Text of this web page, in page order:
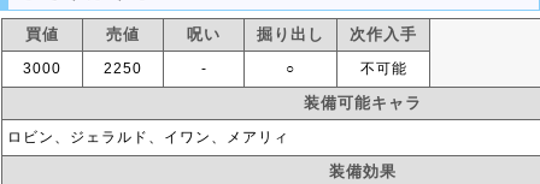
買値 売値 呪い 掘り出し 次作入手
3000 2250 ‐ ○ 不可能
装備可能キャラ
ロビン、ジェラルド、イワン、メアリィ
装備効果